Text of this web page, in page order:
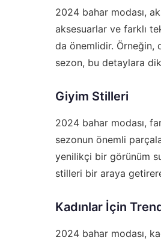
2024 bahar modası,
aksesuarlar ve farklı
da önemlidir. Örneğin,
sezon, bu detaylara
Giyim Stilleri
2024 bahar modası,
sezonun önemli
yenilikçi bir görünüm
stilleri bir araya
Kadınlar İçin
2024 bahar modası,